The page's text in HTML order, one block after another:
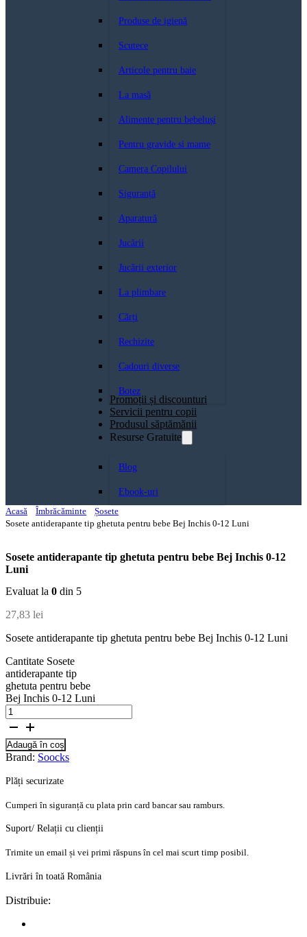
Produse de igienă
Scutece
Articole pentru baie
La masă
Alimente pentru bebeluși
Pentru gravide si mame
Camera Copilului
Siguranță
Aparatură
Jucării
Jucării exterior
La plimbare
Cărți
Rechizite
Cadouri diverse
Botez
Promoții și discounturi
Servicii pentru copii
Produsul săptămănii
Resurse Gratuite
Blog
Ebook-uri
Acasă
Îmbrăcăminte
Șosete
Sosete antiderapante tip ghetuta pentru bebe Bej Inchis 0-12 Luni
Sosete antiderapante tip ghetuta pentru bebe Bej Inchis 0-12
Luni
Evaluat la 0 din 5
27,83 lei
Sosete antiderapante tip ghetuta pentru bebe Bej Inchis 0-12 Luni
Cantitate Sosete
antiderapante tip
ghetuta pentru bebe
Bej Inchis 0-12 Luni
Adaugă în coș
Brand: Soocks
Plăți securizate
Cumperi în siguranță cu plata prin card bancar sau ramburs.
Suport/ Relații cu clienții
Trimite un email și vei primi răspuns în cel mai scurt timp posibil.
Livrări în toată România
Distribuie: